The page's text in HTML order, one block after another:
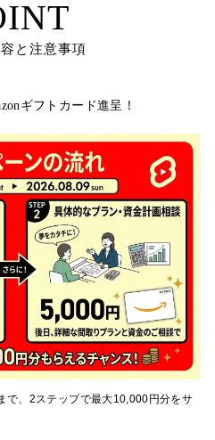
と注意事項
ギフトカード進呈！
で、2ステップで最大10,000円分をサ